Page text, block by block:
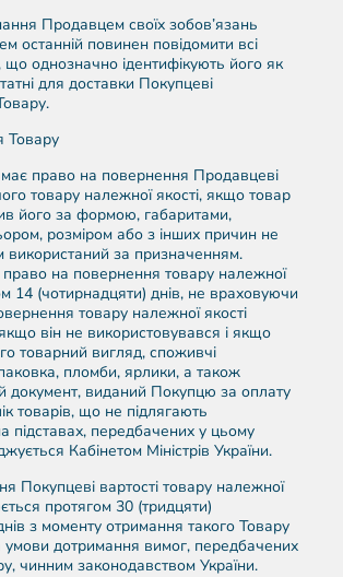
Продавцем своїх зобов’язань
останній повинен повідомити всі
що однозначно ідентифікують його як
для доставки Покупцеві
Товару
право на повернення Продавцеві
товару належної якості, якщо товар
його за формою, габаритами,
розміром або з інших причин не
використаний за призначенням.
на повернення товару належної
14 (чотирнадцяти) днів, не враховуючи
товару належної якості
він не використовувався і якщо
товарний вигляд, споживчі
пломби, ярлики, а також
документ, виданий Покупцю за оплату
товарів, що не підлягають
підставах, передбачених у цьому
Кабінетом Міністрів України.
Покупцеві вартості товару належної
протягом 30 (тридцяти)
з моменту отримання такого Товару
дотримання вимог, передбачених
чинним законодавством України.